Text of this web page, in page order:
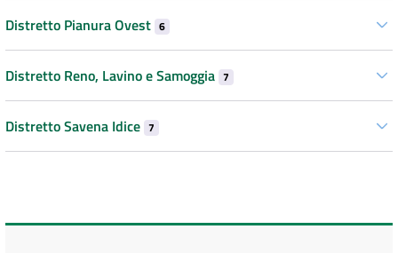
Distretto Pianura Ovest 6
Distretto Reno, Lavino e Samoggia 7
Distretto Savena Idice 7